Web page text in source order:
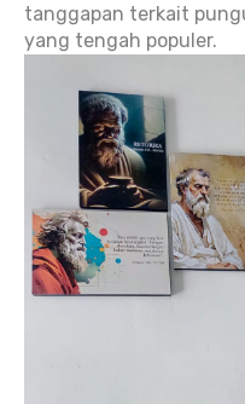
tanggapan terkait
yang tengah populer.